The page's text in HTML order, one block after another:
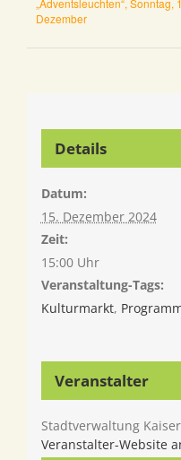
„Adventsleuchten“, Sonntag,
Dezember
Details
Datum:
15. Dezember 2024
Zeit:
15:00 Uhr
Veranstaltung-Tags:
Kulturmarkt,
Veranstalter
Stadtverwaltung
Veranstalter-Website